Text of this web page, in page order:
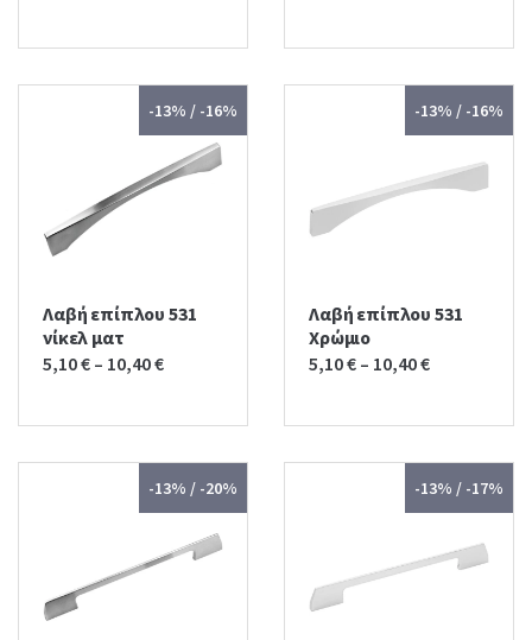
was:
is:
-13% / -16%
Λαβή επίπλου 531
νίκελ ματ
5,10€ – 10,40€
-13% / -16%
Λαβή επίπλου 531
Χρώμιο
5,10€ – 10,40€
-13% / -20% -13% / -17%